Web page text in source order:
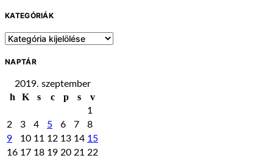
KATEGÓRIÁK
Kategóriák
NAPTÁR
2019. szeptember
h K s c p s v
1
2
3 4 5 6 7
8
9
10 11 12 13 14 15
16 17 18 19 20 21 22